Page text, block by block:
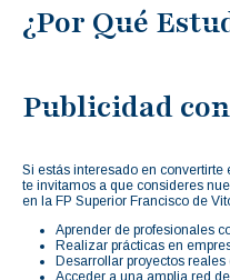
¿Por Qué
Publicidad
Si estás interesado en convertirte
te invitamos a que consideres
en la FP Superior Francisco de
Aprender de profesionales
Realizar prácticas en
Desarrollar proyectos
Acceder a una amplia red